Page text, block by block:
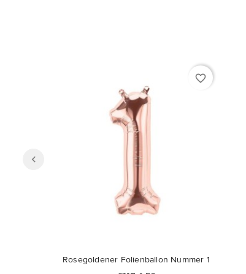
Nicht auf Lager
favorite_border
Rosegoldener Folienballon Nummer 1